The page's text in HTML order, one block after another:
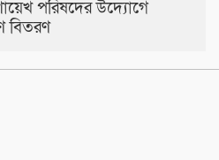
পরিষদের উদ্যোগে
বিতরণ